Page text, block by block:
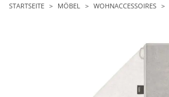
STARTSEITE MÖBEL WOHNACCESSOIRES